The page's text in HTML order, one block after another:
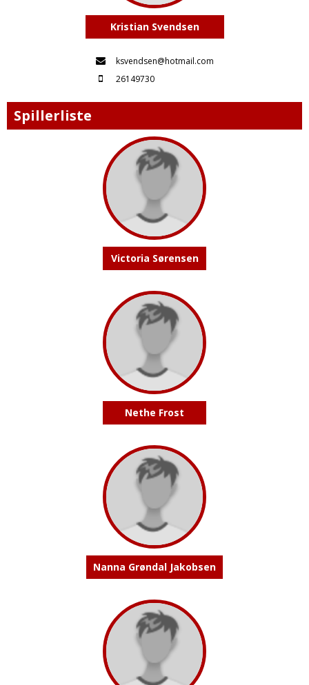
Kristian Svendsen
ksvendsen@hotmail.com
26149730
Spillerliste
Victoria Sørensen
Nethe Frost
Nanna Grøndal Jakobsen